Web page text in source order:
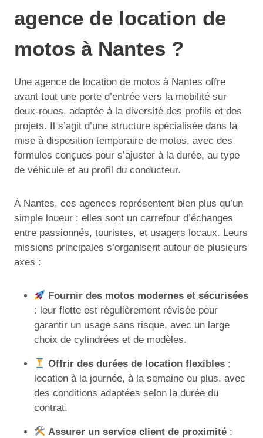
agence de location de
motos à Nantes ?
Une agence de location de motos à Nantes offre
avant tout une porte d’entrée vers la mobilité sur
deux-roues, adaptée à la diversité des profils et des
projets. Il s’agit d’une structure spécialisée dans la
mise à disposition temporaire de motos, avec des
formules conçues pour s’ajuster à la durée, au type
de véhicule et au profil du conducteur.
À Nantes, ces agences représentent bien plus qu’un
simple loueur : elles sont un carrefour d’échanges
entre passionnés, touristes, et usagers locaux. Leurs
missions principales s’organisent autour de plusieurs
axes :
Fournir des motos modernes et sécurisées
: leur flotte est régulièrement révisée pour
garantir un usage sans risque, avec un large
choix de cylindrées et de modèles.
Offrir des durées de location flexibles :
location à la journée, à la semaine ou plus, avec
des conditions adaptées selon la durée du
contrat.
Assurer un service client de proximité :